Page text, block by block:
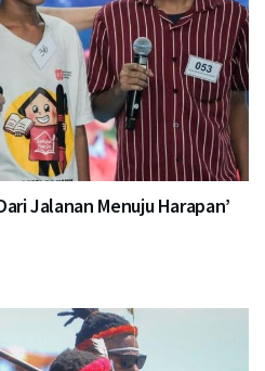
Jalanan Menuju Harapan’